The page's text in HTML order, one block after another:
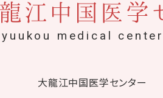
江中国医学
medical center
大龍江中国医学センター